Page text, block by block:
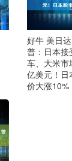
好牛 美日
普：日本接
车、大米市
亿美元！日
价大涨10%